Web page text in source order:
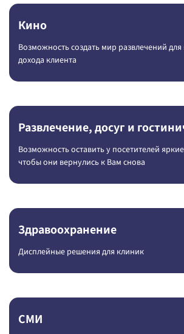
Кино
Возможность создать мир развлечений
дохода клиента
Развлечение, досуг и
Возможность оставить у посетителей
чтобы они вернулись к Вам снова
Здравоохранение
Дисплейные решения для клиник
СМИ